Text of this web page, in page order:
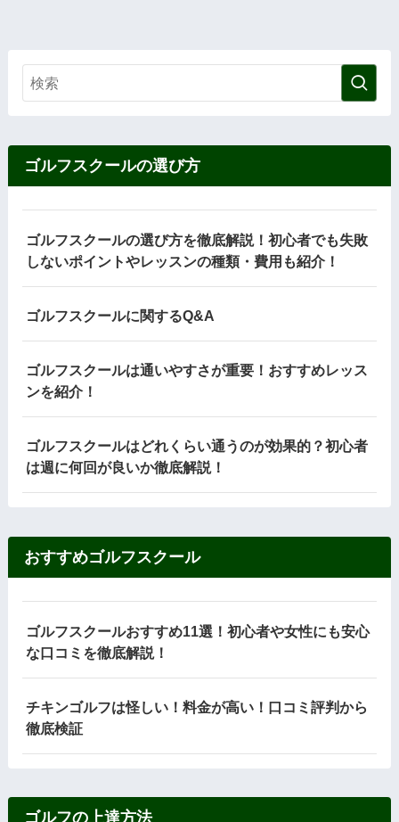
ゴルフスクールの選び方
ゴルフスクールの選び方を徹底解説！初心者でも失敗
しないポイントやレッスンの種類・費用も紹介！
ゴルフスクールに関するQ&A
ゴルフスクールは通いやすさが重要！おすすめレッス
ンを紹介！
ゴルフスクールはどれくらい通うのが効果的？初心者
は週に何回が良いか徹底解説！
おすすめゴルフスクール
ゴルフスクールおすすめ11選！初心者や女性にも安心
な口コミを徹底解説！
チキンゴルフは怪しい！料金が高い！口コミ評判から
徹底検証
ゴルフの上達方法